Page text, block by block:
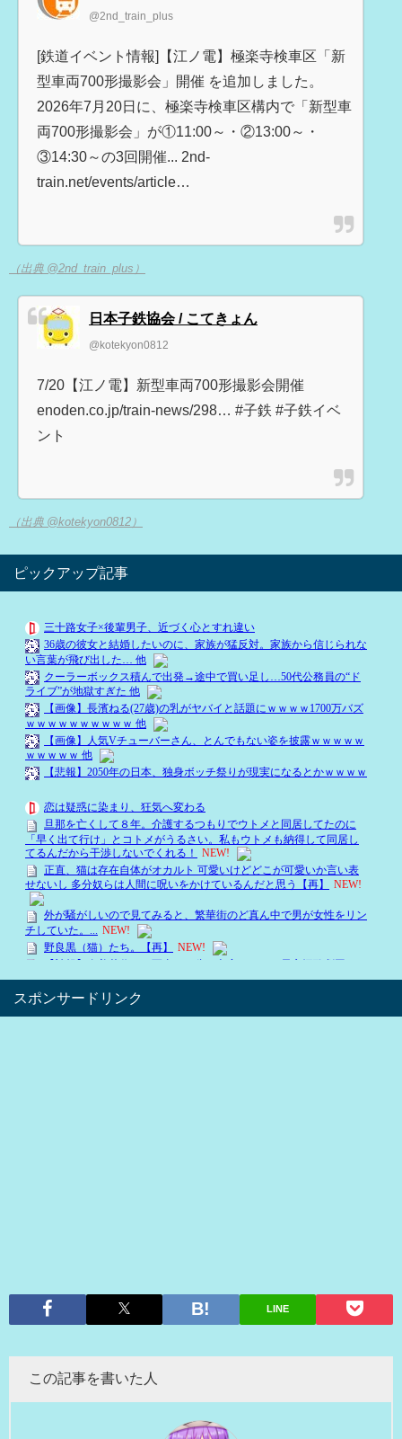
@2nd_train_plus
[鉄道イベント情報]【江ノ電】極楽寺検車区「新
型車両700形撮影会」開催 を追加しました。
2026年7月20日に、極楽寺検車区構内で「新型車
両700形撮影会」が①11:00～・②13:00～・
③14:30～の3回開催... 2nd-
train.net/events/article…
（出典 @2nd_train_plus）
日本子鉄協会 / こてきょん
@kotekyon0812
7/20【江ノ電】新型車両700形撮影会開催
enoden.co.jp/train-news/298… #子鉄 #子鉄イベ
ント
（出典 @kotekyon0812）
ピックアップ記事
スポンサードリンク
LINE
この記事を書いた人